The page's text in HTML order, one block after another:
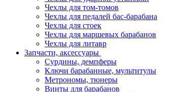
Чехлы для том-томов
Чехлы для педалей бас-барабана
Чехлы для стоек
Чехлы для маршевых барабанов
Чехлы для литавр
Запчасти, аксессуары
Сурдины, демпферы
Ключи барабанные, мультитулы
Метрономы, тюнеры
Винты для барабанов